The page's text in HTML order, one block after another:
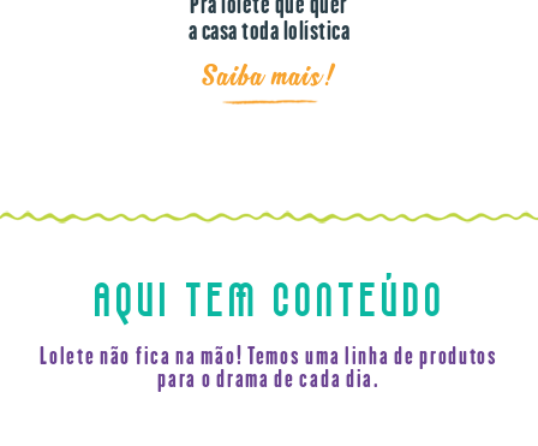
Saiba mais!
AQUI TEM CONTEÚDO
Lolete não fica na mão! Temos uma linha de produtos
para o drama de cada dia.